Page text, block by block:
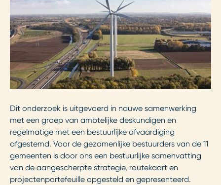
Dit onderzoek is uitgevoerd in nauwe samenwerking
met een groep van ambtelijke deskundigen en
regelmatige met een bestuurlijke afvaardiging
afgestemd. Voor de gezamenlijke bestuurders van de 11
gemeenten is door ons een bestuurlijke samenvatting
van de aangescherpte strategie, routekaart en
projectenportefeuille opgesteld en gepresenteerd.